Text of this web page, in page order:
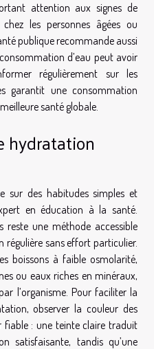
attention aux signes de
les personnes âgées ou
publique recommande aussi
d’eau peut avoir
régulièrement sur les
garantit une consommation
santé globale.
hydratation
sur des habitudes simples et
en éducation à la santé.
reste une méthode accessible
régulière sans effort particulier.
boissons à faible osmolarité,
ou eaux riches en minéraux,
l’organisme. Pour faciliter la
observer la couleur des
: une teinte claire traduit
satisfaisante, tandis qu’une